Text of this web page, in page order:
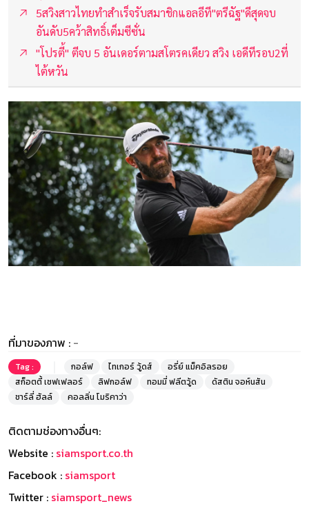
5สวิงสาวไทยทำสำเร็จรับสมาชิกแอลอีที"ตรีฉัฐ"ดีสุดจบ
อันดับ5คว้าสิทธิ์เต็มซีซั่น
"โปรตี้" ตีจบ 5 อันเดอร์ตามสโตรคเดียว สวิง เอดีทีรอบ2ที่
ไต้หวัน
ที่มาของภาพ : -
Tag : กอล์ฟ ไทเกอร์ วู้ดส์
อรี่ย์ แม็คอิลรอย
สก็อตตี้ เชฟเฟลอร์
ลิฟกอล์ฟ ทอมมี่ ฟลีตวู้ด
ดัสติน จอห์นสัน
ชาร์ลี่ ฮัลล์
คอลลิ่น โมริคาว่า
ติดตามช่องทางอื่นๆ:
Website : siamsport.co.th
Facebook : siamsport
Twitter : siamsport_news